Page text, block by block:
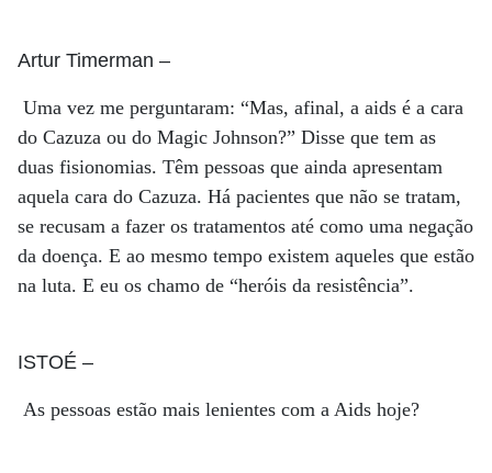
Artur Timerman –
Uma vez me perguntaram: “Mas, afinal, a aids é a cara
do Cazuza ou do Magic Johnson?” Disse que tem as
duas fisionomias. Têm pessoas que ainda apresentam
aquela cara do Cazuza. Há pacientes que não se tratam,
se recusam a fazer os tratamentos até como uma negação
da doença. E ao mesmo tempo existem aqueles que estão
na luta. E eu os chamo de “heróis da resistência”.
ISTOÉ –
As pessoas estão mais lenientes com a Aids hoje?